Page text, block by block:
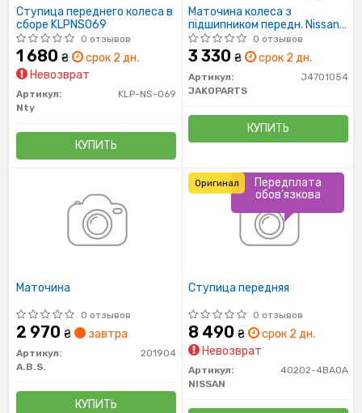
Ступица переднего колеса в
сборе KLPNS069
0 отзывов
1 680 ₴
срок 2 дн.
Невозврат
Артикул:
KLP-NS-069
Nty
КУПИТЬ
Маточина колеса з
підшипником передн. Nissan
Qashqai 2, X-Trail 3 13- (вир-
во Jakoparts)
0 отзывов
3 330 ₴ срок 2 дн.
Артикул:
J4701054
JAKOPARTS
КУПИТЬ
Маточина
0 отзывов
2 970 ₴ завтра
Артикул:
201904
A.B.S.
КУПИТЬ
Ступица передняя
0 отзывов
8 490 ₴
срок 2 дн.
Невозврат
Артикул:
40202-4BA0A
NISSAN
Передплата
обов'язкова
Оригинал